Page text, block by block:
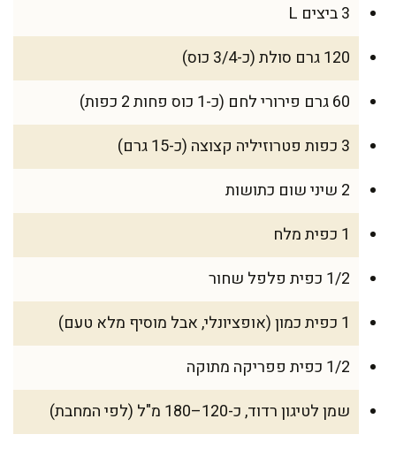
3 ביצים L
120 גרם סולת (כ-3/4 כוס)
60 גרם פירורי לחם (כ-1 כוס פחות 2 כפות)
3 כפות פטרוזיליה קצוצה (כ-15 גרם)
2 שיני שום כתושות
1 כפית מלח
1/2 כפית פלפל שחור
1 כפית כמון (אופציונלי, אבל מוסיף מלא טעם)
1/2 כפית פפריקה מתוקה
שמן לטיגון רדוד, כ-120–180 מ"ל (לפי המחבת)